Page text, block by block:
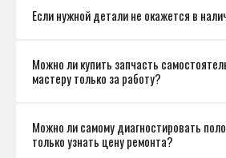
Если нужной детали не окажется в
Можно ли купить запчасть
мастеру только за работу?
Можно ли самому диагностировать
только узнать цену ремонта?